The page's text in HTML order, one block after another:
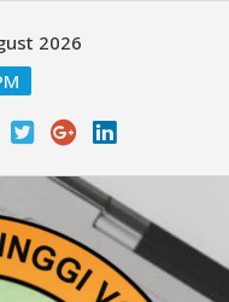
2026